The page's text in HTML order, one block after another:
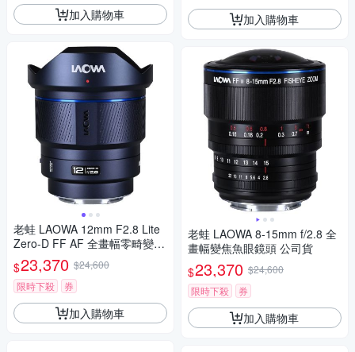
加入購物車
老蛙 LAOWA 12mm F2.8 Lite
Zero-D FF AF 全畫幅零畸變輕
巧鏡頭 公司貨
$23,370 $24,600
限時下殺
券
加入購物車
加入購物車
老蛙 LAOWA 8-15mm f/2.8 全
畫幅變焦魚眼鏡頭 公司貨
$23,370 $24,600
限時下殺
券
加入購物車